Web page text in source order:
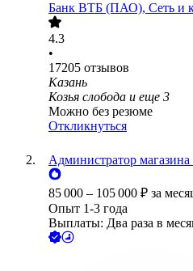
Банк ВТБ (ПАО), Сеть и
4.3
•
17205 отзывов
Казань
Козья слобода и еще 3
Можно без резюме
Откликнуться
Администратор
85 000 – 105 000 ₽ за
Опыт 1-3 года
Выплаты: Два раза в